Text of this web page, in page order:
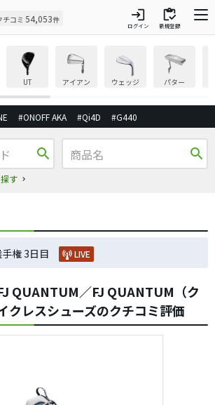
チコミ 54,053件 login
ログイン
inventory
新規登録
UT アイアン ウェッジ パター
#ONOFF AKA #Qi4D #G440
search
す
search
権 3日目 LIVE
QUANTUM／FJ QUANTUM（ク
クレスシューズのクチコミ評価